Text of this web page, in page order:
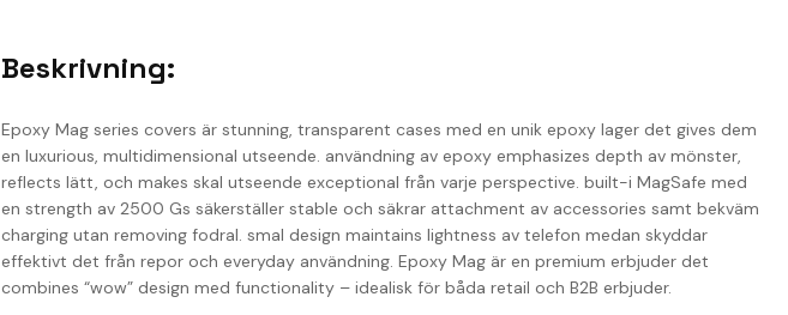
Beskrivning:
Epoxy Mag series covers är stunning, transparent cases med en unik epoxy lager det gives dem
en luxurious, multidimensional utseende. användning av epoxy emphasizes depth av mönster,
reflects lätt, och makes skal utseende exceptional från varje perspective. built-i MagSafe med
en strength av 2500 Gs säkerställer stable och säkrar attachment av accessories samt bekväm
charging utan removing fodral. smal design maintains lightness av telefon medan skyddar
effektivt det från repor och everyday användning. Epoxy Mag är en premium erbjuder det
combines “wow” design med functionality – idealisk för båda retail och B2B erbjuder.